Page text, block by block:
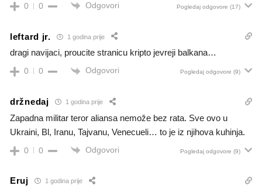
0 0 Odgovori Pogledaj odgovore (17)
leftard jr. 1 godina prije
dragi navijaci, proucite stranicu kripto jevreji balkana…
0 0 Odgovori Pogledaj odgovore (9)
držnedaj 1 godina prije
Zapadna militar teror aliansa nemože bez rata. Sve ovo u
Ukraini, Bl, Iranu, Tajvanu, Venecueli… to je iz njihova kuhinja.
0 0 Odgovori Pogledaj odgovore (9)
Eruj 1 godina prije